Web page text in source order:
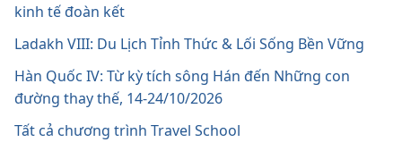
kinh tế đoàn kết
Ladakh VIII: Du Lịch Tỉnh Thức & Lối Sống Bền Vững
Hàn Quốc IV: Từ kỳ tích sông Hán đến Những con
đường thay thế, 14-24/10/2026
Tất cả chương trình Travel School